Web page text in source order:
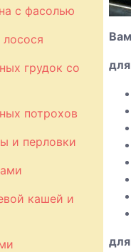
с фасолью
грудок со
потрохов
и перловки
кашей и